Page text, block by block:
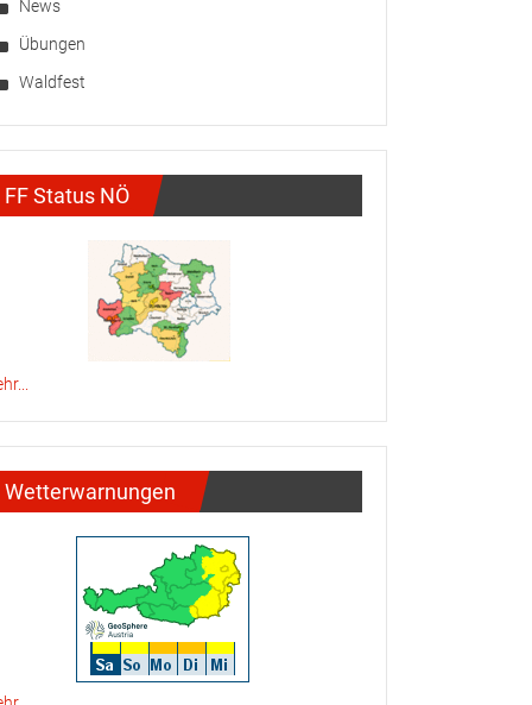
News
Übungen
Waldfest
FF Status NÖ
Wetterwarnungen